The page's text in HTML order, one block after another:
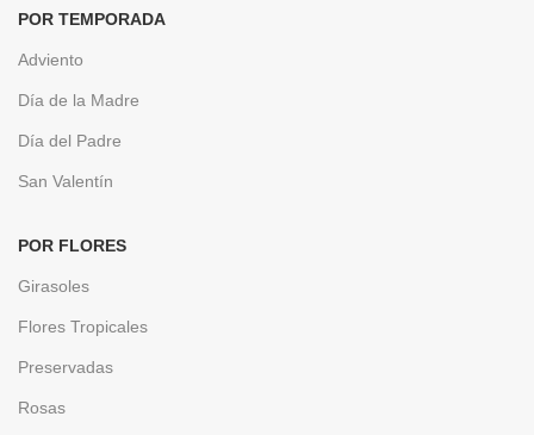
POR TEMPORADA
Adviento
Día de la Madre
Día del Padre
San Valentín
POR FLORES
Girasoles
Flores Tropicales
Preservadas
Rosas